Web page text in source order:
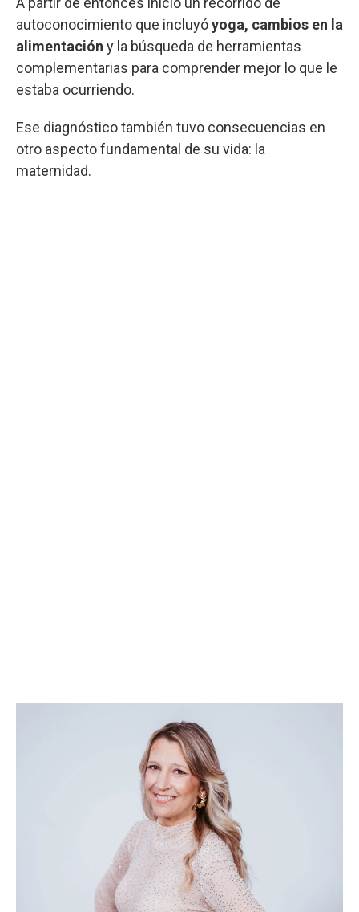
autoconocimiento que incluyóyoga, cambios en la
alimentación y la búsqueda de herramientas
complementarias para comprender mejor lo que le
estaba ocurriendo.
Ese diagnóstico también tuvo consecuencias en
otro aspecto fundamental de su vida: la
maternidad.